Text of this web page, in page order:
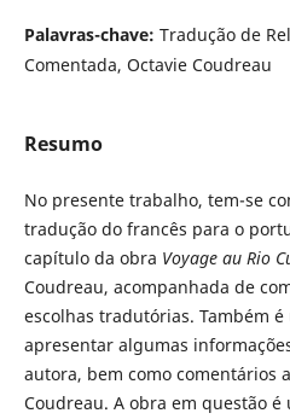
Palavras-chave: Tradução de
Comentada, Octavie Coudreau
Resumo
No presente trabalho, tem-se
tradução do francês para o
capítulo da obra Voyage au Rio
Coudreau, acompanhada de
escolhas tradutórias. Também
apresentar algumas
autora, bem como comentários
Coudreau. A obra em questão